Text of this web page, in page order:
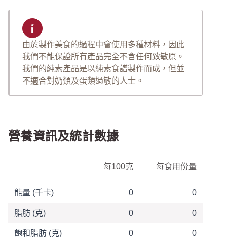
由於製作美食的過程中會使用多種材料，因此
我們不能保證所有產品完全不含任何致敏原。
我們的純素產品是以純素食譜製作而成，但並
不適合對奶類及蛋類過敏的人士。
營養資訊及統計數據
每100克
每食用份量
能量 (千卡) 0 0
脂肪 (克) 0 0
飽和脂肪 (克) 0 0